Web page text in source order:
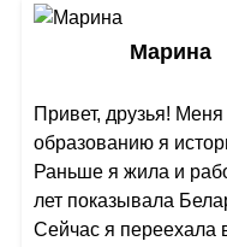
Марина
Привет, друзья!
образованию я
Раньше я жила и
лет показывала
Сейчас я